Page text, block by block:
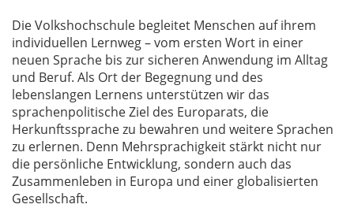
Die Volkshochschule begleitet Menschen auf ihrem
individuellen Lernweg – vom ersten Wort in einer
neuen Sprache bis zur sicheren Anwendung im Alltag
und Beruf. Als Ort der Begegnung und des
lebenslangen Lernens unterstützen wir das
sprachenpolitische Ziel des Europarats, die
Herkunftssprache zu bewahren und weitere Sprachen
zu erlernen. Denn Mehrsprachigkeit stärkt nicht nur
die persönliche Entwicklung, sondern auch das
Zusammenleben in Europa und einer globalisierten
Gesellschaft.